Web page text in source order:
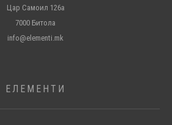
Цар Самоил 126а
7000 Битола
info@elementi.mk
ЕЛЕМЕНТИ